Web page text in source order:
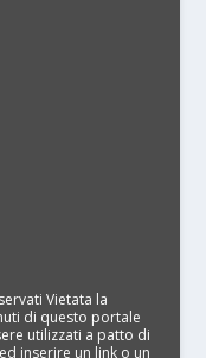
Vietata la
di questo portale
utilizzati a patto di
inserire un link o un